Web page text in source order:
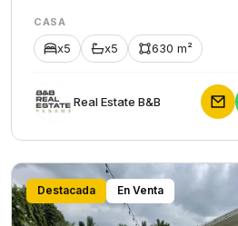
CASA
x5 x5 630 m²
Rеаl Еstаtе В&В
Destacada En Venta